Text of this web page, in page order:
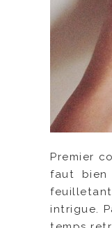
Premier
faut bien
intrigue.